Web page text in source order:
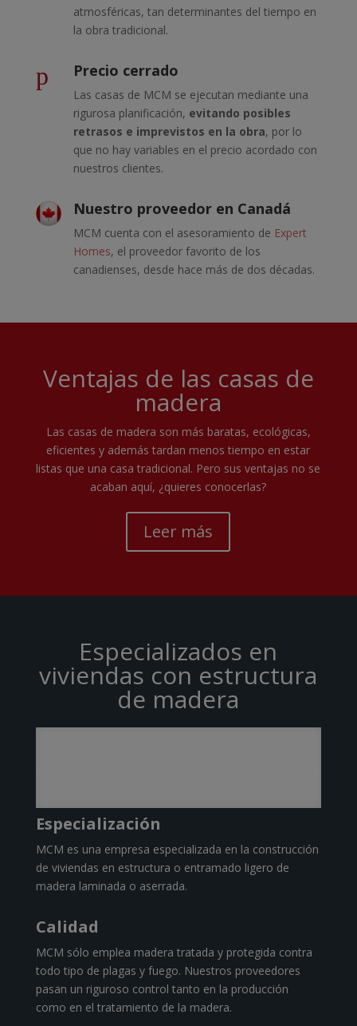
atmosféricas, tan determinantes del tiempo en
la obra tradicional.
p Precio cerrado
Las casas de MCM se ejecutan mediante una
rigurosa planificación, evitando posibles
retrasos e imprevistos en la obra, por lo
que no hay variables en el precio acordado con
nuestros clientes.
Nuestro proveedor en Canadá
MCM cuenta con el asesoramiento de Expert
Homes, el proveedor favorito de los
canadienses, desde hace más de dos décadas.
Ventajas de las casas de
madera
Las casas de madera son más baratas, ecológicas,
eficientes y además tardan menos tiempo en estar
listas que una casa tradicional. Pero sus ventajas no se
acaban aquí, ¿quieres conocerlas?
Leer más
Especializados en
viviendas con estructura
de madera
Especialización
MCM es una empresa especializada en la construcción
de viviendas en estructura o entramado ligero de
madera laminada o aserrada.
Calidad
MCM sólo emplea madera tratada y protegida contra
todo tipo de plagas y fuego. Nuestros proveedores
pasan un riguroso control tanto en la producción
como en el tratamiento de la madera.